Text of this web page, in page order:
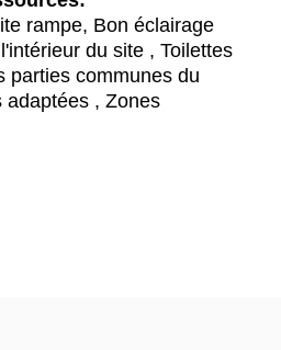
rampe, Bon éclairage
du site , Toilettes
parties communes du
adaptées , Zones